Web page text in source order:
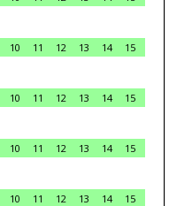
10 11 12 13 14
15
10 11 12 13 14
15
10 11 12 13 14
15
10 11 12 13 14
15